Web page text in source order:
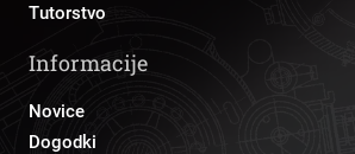
Tutorstvo
Informacije
Novice
Dogodki